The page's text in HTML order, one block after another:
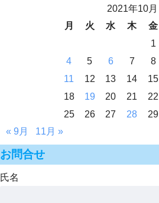
2021年10月
月
火 水 木 金
1
4
5 6 7 8
11
12 13 14 15
18
19 20 21 22
25
26 27 28 29
« 9月
11月 »
お問合せ
氏名